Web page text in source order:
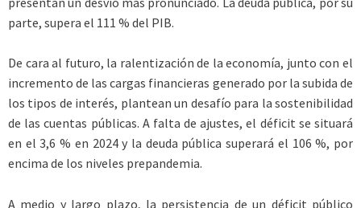
parte, supera el 111 % del PIB.
De cara al futuro, la ralentización de la economía, junto con el
incremento de las cargas financieras generado por la subida de
los tipos de interés, plantean un desafío para la sostenibilidad
de las cuentas públicas. A falta de ajustes, el déficit se situará
en el 3,6 % en 2024 y la deuda pública superará el 106 %, por
encima de los niveles prepandemia.
A medio y largo plazo, la persistencia de un déficit público